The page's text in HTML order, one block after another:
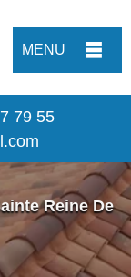
MENU
79 55
Reine De